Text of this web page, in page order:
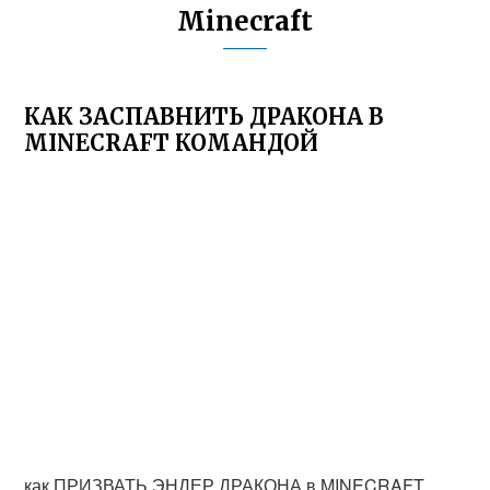
Minecraft
КАК ЗАСПАВНИТЬ ДРАКОНА В
MINECRAFT КОМАНДОЙ